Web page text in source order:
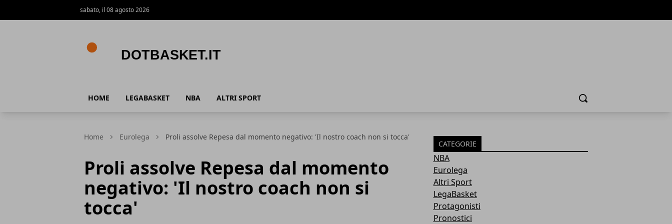
sabato, il 08 agosto 2026
HOME LEGABASKET NBA ALTRI SPORT Cerca
Home Eurolega Proli assolve Repesa dal momento negativo: 'Il nostro coach non si tocca'
Proli assolve Repesa dal momento
negativo: 'Il nostro coach non si
tocca'
CATEGORIE
NBA
Eurolega
Altri Sport
LegaBasket
Protagonisti
Pronostici